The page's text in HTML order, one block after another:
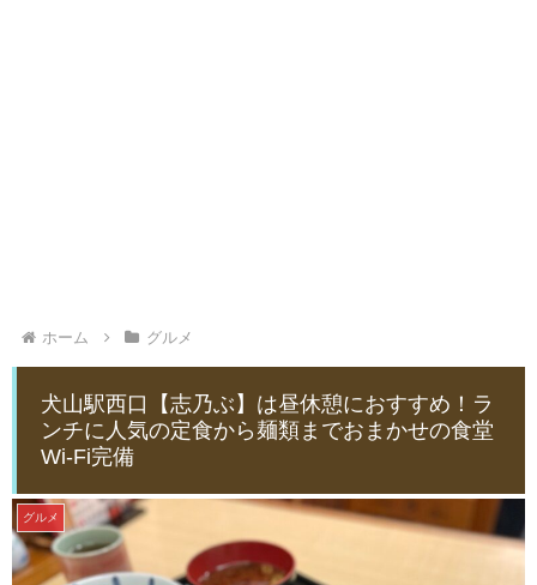
ホーム グルメ
犬山駅西口【志乃ぶ】は昼休憩におすすめ！ラ
ンチに人気の定食から麺類までおまかせの食堂
Wi-Fi完備
グルメ